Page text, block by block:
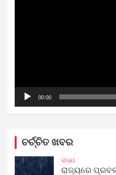
00:00
ଚର୍ଚ୍ଚିତ ଖବର
ରାଜ୍ୟ
ରାଜ୍ୟରେ ପ୍ରବଳ